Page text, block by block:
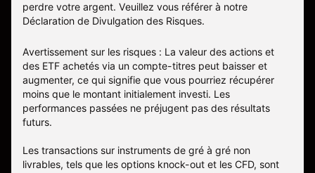
perdre votre argent. Veuillez vous référer à notre
Déclaration de Divulgation des Risques.
Avertissement sur les risques : La valeur des actions et
des ETF achetés via un compte-titres peut baisser et
augmenter, ce qui signifie que vous pourriez récupérer
moins que le montant initialement investi. Les
performances passées ne préjugent pas des résultats
futurs.
Les transactions sur instruments de gré à gré non
livrables, tels que les options knock-out et les CFD, sont